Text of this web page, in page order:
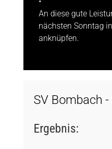
An diese gute
nächsten Sonntag
anknüpfen.
SV Bombach
Ergebnis: